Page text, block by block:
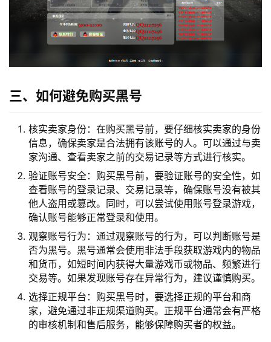
三、如何避免购买黑号
核实卖家身份：在购买黑号前，要仔细核实卖家的身份
信息，确保卖家是合法拥有该账号的人。可以通过与卖
家沟通、查看卖家之前的交易记录等方式进行核实。
验证账号安全：购买黑号前，要验证账号的安全性，如
查看账号的登录记录、交易记录等，确保账号没有被其
他人盗用或篡改。同时，可以尝试使用账号登录游戏，
确认账号能够正常登录和使用。
观察账号行为：通过观察账号的行为，可以判断账号是
否为黑号。黑号通常会使用非法手段获取游戏内的物品
和货币，如短时间内获得大量游戏币或物品、频繁进行
交易等。如果发现账号存在异常行为，建议谨慎购买。
选择正规平台：购买黑号时，要选择正规的平台和商
家，避免通过非正规渠道购买。正规平台通常会有严格
的审核机制和售后服务，能够保障购买者的权益。